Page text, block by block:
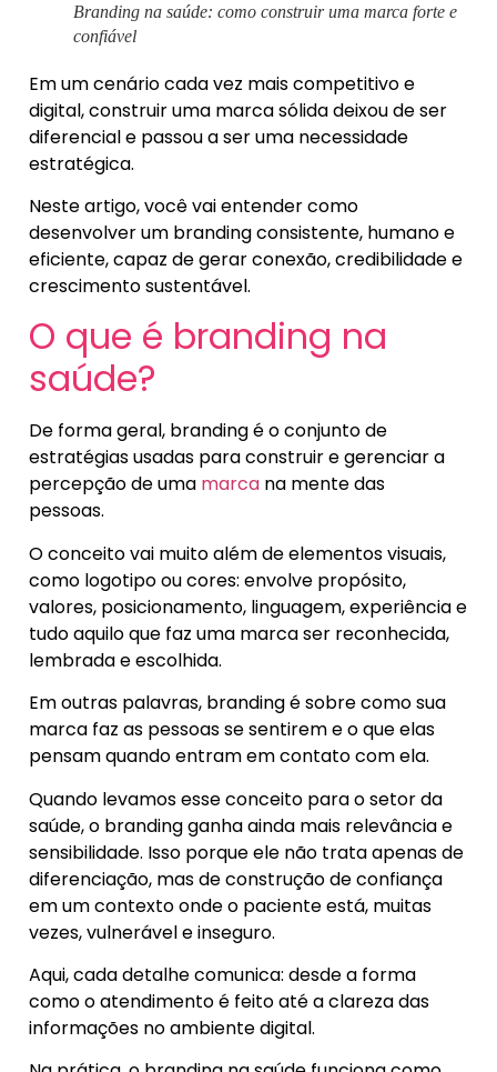
Branding na saúde: como construir uma marca forte e
confiável
Em um cenário cada vez mais competitivo e
digital, construir uma marca sólida deixou de ser
diferencial e passou a ser uma necessidade
estratégica.
Neste artigo, você vai entender como
desenvolver um branding consistente, humano e
eficiente, capaz de gerar conexão, credibilidade e
crescimento sustentável.
O que é branding na
saúde?
De forma geral, branding é o conjunto de
estratégias usadas para construir e gerenciar a
percepção de uma marca na mente das
pessoas.
O conceito vai muito além de elementos visuais,
como logotipo ou cores: envolve propósito,
valores, posicionamento, linguagem, experiência e
tudo aquilo que faz uma marca ser reconhecida,
lembrada e escolhida.
Em outras palavras, branding é sobre como sua
marca faz as pessoas se sentirem e o que elas
pensam quando entram em contato com ela.
Quando levamos esse conceito para o setor da
saúde, o branding ganha ainda mais relevância e
sensibilidade. Isso porque ele não trata apenas de
diferenciação, mas de construção de confiança
em um contexto onde o paciente está, muitas
vezes, vulnerável e inseguro.
Aqui, cada detalhe comunica: desde a forma
como o atendimento é feito até a clareza das
informações no ambiente digital.